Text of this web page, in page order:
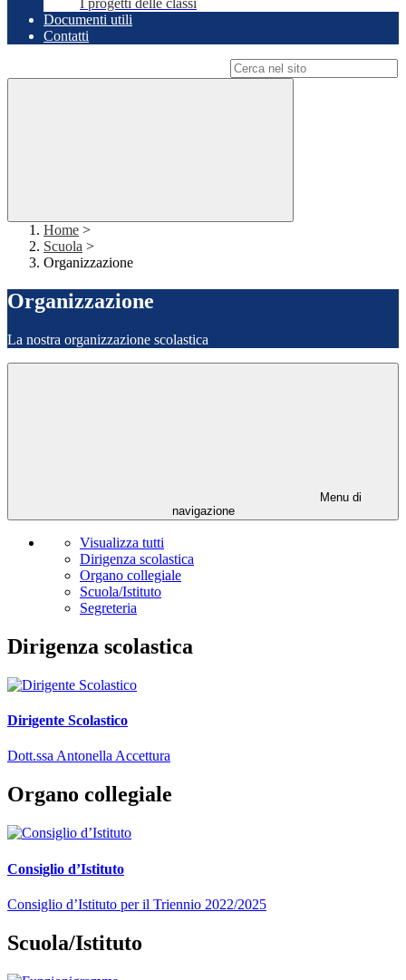
I progetti delle classi
Documenti utili
Contatti
Home >
Scuola >
Organizzazione
Organizzazione
La nostra organizzazione scolastica
Menu di
navigazione
Visualizza tutti
Dirigenza scolastica
Organo collegiale
Scuola/Istituto
Segreteria
Dirigenza scolastica
Dirigente Scolastico
Dott.ssa Antonella Accettura
Organo collegiale
Consiglio d’Istituto
Consiglio d’Istituto per il Triennio 2022/2025
Scuola/Istituto